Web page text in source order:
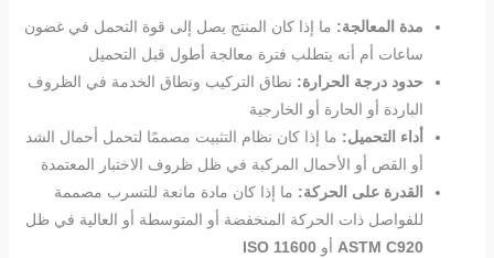
مدة المعالجة: ما إذا كان المنتج يصل إلى قوة التحمل في غضون
ساعات أم أنه يتطلب فترة معالجة أطول قبل التحميل
حدود درجة الحرارة: نطاق التركيب ونطاق الخدمة في الظروف
الباردة أو الحارة أو الخارجية
أداء التحميل: ما إذا كان نظام التثبيت مصممًا لتحمل أحمال الشد
أو القص أو الأحمال المركبة في ظل ظروف الاختبار المعتمدة
القدرة على الحركة: ما إذا كان مادة مانعة للتسرب مصممة
للفواصل ذات الحركة المنخفضة أو المتوسطة أو العالية في ظل
ASTM C920 أو ISO 11600